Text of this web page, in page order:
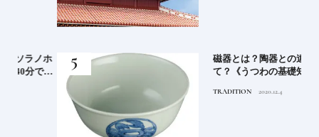
磁器とは？陶器との違いっ
て？《うつわの基礎知識》
TRADITION 2020.12.4